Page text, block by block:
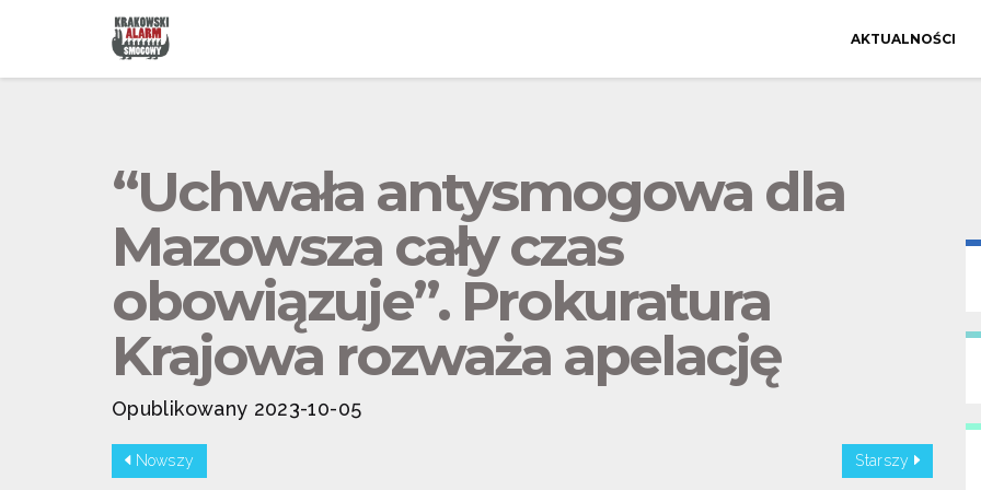
AKTUALNOŚCI
“Uchwała antysmogowa dla
Mazowsza cały czas
obowiązuje”. Prokuratura
Krajowa rozważa apelację
Opublikowany 2023-10-05
Nowszy Starszy